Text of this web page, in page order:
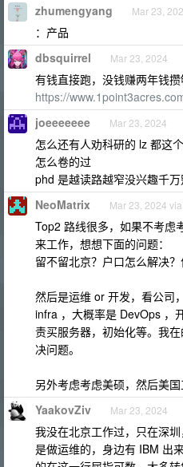
zhumengyang Mar 23,
：产品
dbsquirrel Mar 23, 2024
有钱直接跑，没钱赚两年钱攒
https://
joeeeeeee Mar 23, 2024
怎么还有人劝科研的 lz 都这
怎么卷的过
phd 是越读路越窄没兴趣千
NeoMatrix Mar 23, 2024
Top2 路线很多，如果不考虑
来工作，想想下面的问题：
留不留北京？户口怎么解决？
然后是运维 or 开发，看公司
infra ，大概率是 DevOps ，
责买服务器，初始化等。我
决问题。
另外考虑考虑美硕，然后美国
YaakovZiv Mar 23, 2024
我没在北京工作过，只在深
是做运维的，身边有 IBM 出